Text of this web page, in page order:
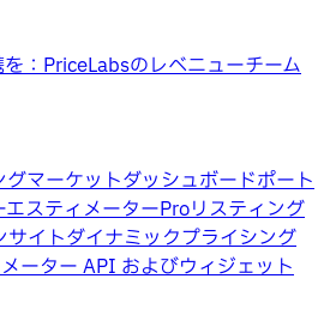
：PriceLabsのレベニューチーム
グマーケットダッシュボードポート
スティメーターProリスティング
サイトダイナミックプライシング
ーター API およびウィジェット